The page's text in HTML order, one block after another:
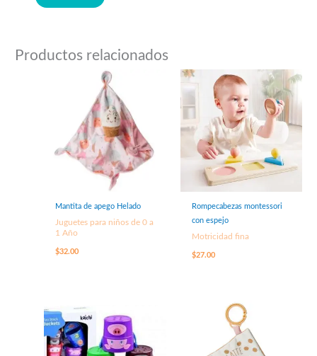
Productos relacionados
Mantita de apego Helado
Juguetes para niños de 0 a
1 Año
$32.00
Rompecabezas montessori
con espejo
Motricidad fina
$27.00